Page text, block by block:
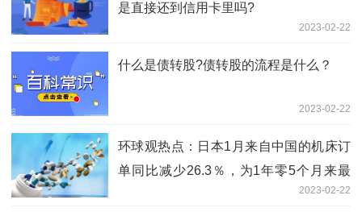
是直接还到信用卡里吗?
2023-02-22
什么是债转股?债转股的流程是什么？
2023-02-22
环球观热点：日本1月来自中国的机床订
单同比减少26.3％，为1年零5个月来最
2023-02-22